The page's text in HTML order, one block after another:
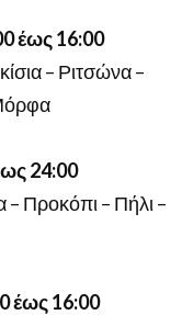
έως 16:00
– Ριτσώνα –
24:00
Προκόπι – Πήλι –
έως 16:00